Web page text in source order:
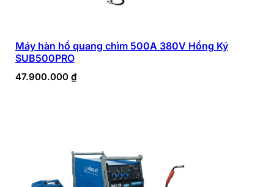
Máy hàn hồ quang chìm 500A 380V Hồng Ký
SUB500PRO
47.900.000 ₫